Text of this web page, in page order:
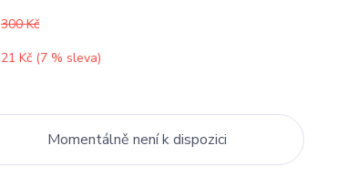
300 Kč
21 Kč (7 % sleva)
Momentálně není k dispozici